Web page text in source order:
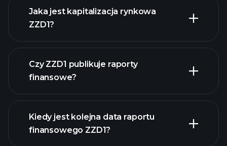
Jaka jest kapitalizacja rynkowa
ZZD1?
Czy ZZD1 publikuje raporty
finansowe?
finanse ZZD1
Kiedy jest kolejna data raportu
finansowego ZZD1?